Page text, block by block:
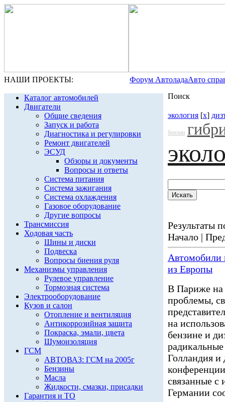
НАШИ ПРОЕКТЫ: Форум АвтоладаАвто
Каталог автомобилей
Двигатели
Общие сведения
Запуск и работа
Диагностика и регулировки
Ремонт двигателей
ЭСУД
Обзоры и документы
Вопросы и ответы
Система питания
Система зажигания
Система охлаждения
Газовое оборудование
Другие вопросы
Трансмиссия
Ходовая часть
Шины и диски
Подвеска
Вопросы биения руля
Механизмы управления
Рулевое управление
Тормозная система
Электрооборудование
Кузов и салон
Отопление и вентиляция
Антикоррозийная защита
Покраска, эмали, цвета
Шумоизоляция
ГСМ
АВТОВАЗ: ГСМ на 2005г
Бензины
Масла
Жидкости, смазки, присадки
Гарантия и ТО
Поиск
экология [x]
бензин
Результаты
Начало |
Автомобили
из Европы
В Париже
проблемы,
на
бензине и
Голландия
связанные с
Германии